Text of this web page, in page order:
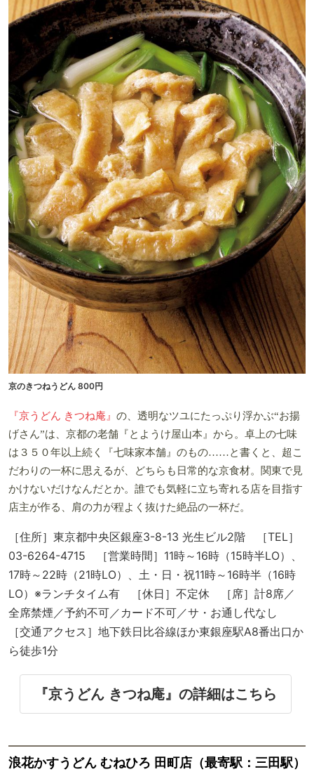
京のきつねうどん 800円
『京うどん きつね庵』 の、透明なツユにたっぷり浮かぶ“お揚
げさん”は、京都の老舗『とようけ屋山本』から。卓上の七味
は３５０年以上続く『七味家本舗』のもの……と書くと、超こ
だわりの一杯に思えるが、どちらも日常的な京食材。関東で見
かけないだけなんだとか。誰でも気軽に立ち寄れる店を目指す
店主が作る、肩の力が程よく抜けた絶品の一杯だ。
［住所］東京都中央区銀座3-8-13 光生ビル2階 ［TEL］
03-6264-4715 ［営業時間］11時～16時（15時半LO）、
17時～22時（21時LO）、土・日・祝11時～16時半（16時
LO）※ランチタイム有 ［休日］不定休 ［席］計8席／
全席禁煙／予約不可／カード不可／サ・お通し代なし
［交通アクセス］地下鉄日比谷線ほか東銀座駅A8番出口か
ら徒歩1分
『京うどん きつね庵』の詳細はこちら
浪花かすうどん むねひろ 田町店（最寄駅：三田駅）